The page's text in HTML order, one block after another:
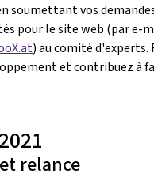
soumettant vos
pour le site web (par e-
) au comité d'experts.
et contribuez à
relance